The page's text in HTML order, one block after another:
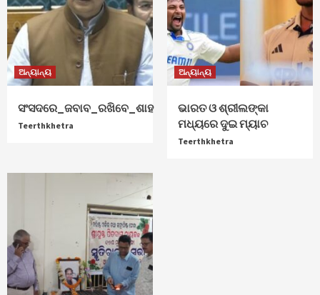
ଅନ୍ୟାନ୍ୟ
ସଂସଦରେ_ଜବାବ_ରଖିବେ_ଶାହ
Teerthkhetra
ଅନ୍ୟାନ୍ୟ
ଭାରତ ଓ ଶ୍ରୀଲଙ୍କା
ମଧ୍ୟରେ ଦୁଇ ମ୍ୟାଚ
Teerthkhetra